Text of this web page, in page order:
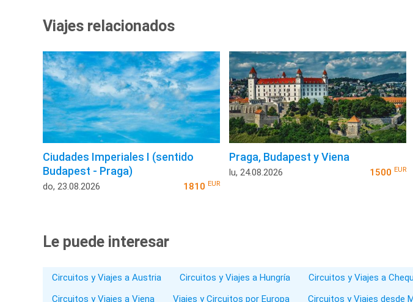
Viajes relacionados
Ciudades Imperiales I (sentido
Budapest - Praga)
do, 23.08.2026 1810 EUR
Praga, Budapest y Viena
lu, 24.08.2026 1500 EUR
Le puede interesar
Circuitos y Viajes a Austria Circuitos y Viajes a Hungría Circuitos y Viajes a
Circuitos y Viajes a Viena
Viajes y Circuitos por Europa Circuitos y Viajes desde